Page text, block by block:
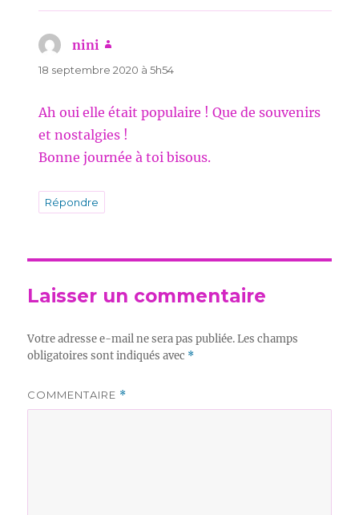
nini
18 septembre 2020 à 5h54
Ah oui elle était populaire ! Que de souvenirs
et nostalgies !
Bonne journée à toi bisous.
Répondre
Laisser un commentaire
Votre adresse e-mail ne sera pas publiée. Les champs
obligatoires sont indiqués avec *
COMMENTAIRE *